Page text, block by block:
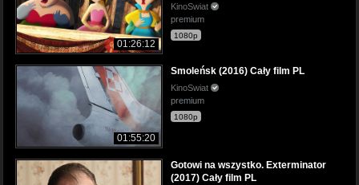
01:26:12
KinoSwiat
premium
1080p
01:55:20
Smoleńsk (2016) Cały film PL
KinoSwiat
premium
1080p
Gotowi na wszystko. Exterminator
(2017) Cały film PL